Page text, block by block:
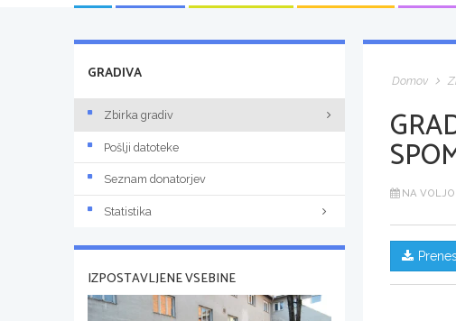
Domov
NA VOLJO
GRADIVA
Zbirka gradiv
Pošlji datoteke
Seznam donatorjev
Statistika
IZPOSTAVLJENE VSEBINE